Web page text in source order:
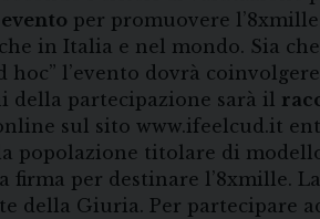
evento per promuovere
in Italia e nel mondo. Sia
hoc” l’evento dovrà
della partecipazione sarà il
sul sito www.ifeelcud.it
popolazione titolare di
firma per destinare l’8xmille.
della Giuria. Per partecipare